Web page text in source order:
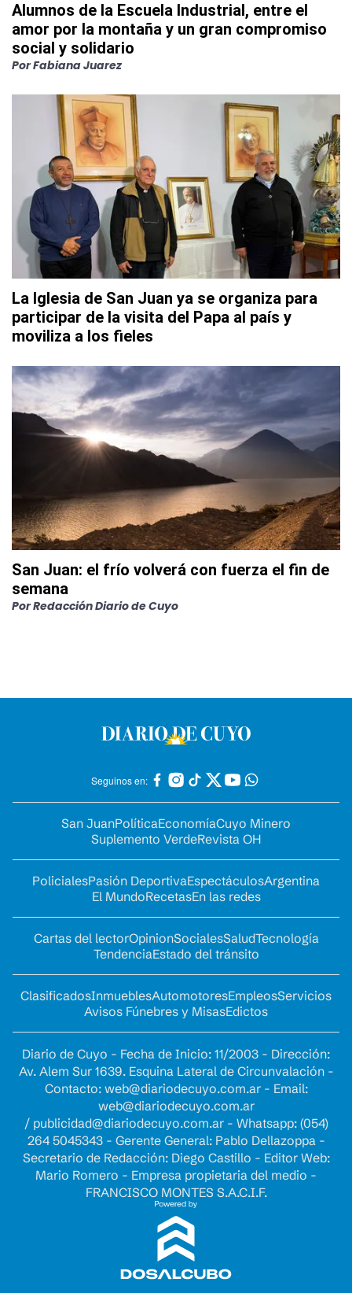
Alumnos de la Escuela Industrial, entre el
amor por la montaña y un gran compromiso
social y solidario
PorFabiana Juarez
La Iglesia de San Juan ya se organiza para
participar de la visita del Papa al país y
moviliza a los fieles
San Juan: el frío volverá con fuerza el fin de
semana
PorRedacción Diario de Cuyo
Seguinos en:
San JuanPolíticaEconomíaCuyo Minero
Suplemento VerdeRevista OH
PolicialesPasión DeportivaEspectáculosArgentina
El MundoRecetasEn las redes
Cartas del lectorOpinionSocialesSaludTecnología
TendenciaEstado del tránsito
ClasificadosInmueblesAutomotoresEmpleosServicios
Avisos Fúnebres y MisasEdictos
Diario de Cuyo - Fecha de Inicio: 11/2003 - Dirección:
Av. Alem Sur 1639. Esquina Lateral de Circunvalación -
Contacto: web@diariodecuyo.com.ar- Email:
web@diariodecuyo.com.ar
/ publicidad@diariodecuyo.com.ar- Whatsapp: (054)
264 5045343 - Gerente General: Pablo Dellazoppa -
Secretario de Redacción: Diego Castillo - Editor Web:
Mario Romero - Empresa propietaria del medio -
FRANCISCO MONTES S.A.C.I.F.